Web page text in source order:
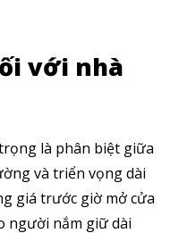
với nhà
là phân biệt giữa
và triển vọng dài
giá trước giờ mở cửa
người nắm giữ dài